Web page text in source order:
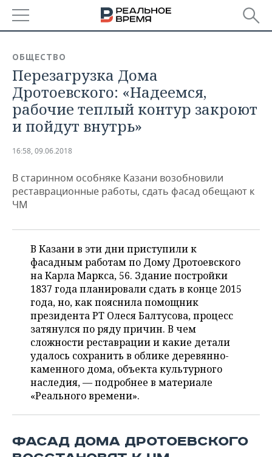
БАШКОРТОСТАН
ТАТАРСТАН
УДМУРТИЯ
НОВОСТИ
АНАЛИТИКА
НОВОСТИ АНАЛИТИКИ
ДЕКЛАРАЦИИ О ДОХОДАХ
КОРОЛИ ГОСЗАКАЗА ПФО
ВУЗЫ ТАТАРСТАНА
ТОРГОВЫЕ ЦЕНТРЫ
ТАТАРСТАНА
ЭКОНОМИКА
НОВОСТИ ЭКОНОМИКИ
ФИНАНСЫ
БАНКИ
ИНВЕСТИЦИИ
ПРОМЫШЛЕННОСТЬ
НОВОСТИ
ПРОМЫШЛЕННОСТИ
МАШИНОСТРОЕНИЕ
НЕФТЕХИМИЯ
НЕФТЬ
ОПК
ЭНЕРГЕТИКА
НЕДВИЖИМОСТЬ
НОВОСТИ НЕДВИЖИМОСТИ
АВТО
НОВОСТИ БИЗНЕСА
РОЗНИЧНАЯ ТОРГОВЛЯ
ТРАНСПОРТ
ТЕХНОЛОГИИ
НОВОСТИ ТЕХНОЛОГИЙ
ТЕЛЕКОММУНИКАЦИИ
МЕРОПРИЯТИЯ
НОВОСТИ МЕРОПРИЯТИЙ
ВЫЕЗДНАЯ РЕДАКЦИЯ
БИЗНЕС-БРАНЧИ
ОТКРЫТАЯ ЛЕКЦИЯ
СПОРТ
НОВОСТИ СПОРТА
ФУТБОЛ
БАСКЕТБОЛ
ОБЩЕСТВО
НОВОСТИ ОБЩЕСТВА
ИНФРАСТРУКТУРА
ФОТОГАЛЕРЕЯ
СПРАВОЧНИК
ОБЩЕСТВО
Перезагрузка Дома
Дротоевского: «Надеемся,
рабочие теплый контур закроют
и пойдут внутрь»
16:58, 09.06.2018
В старинном особняке Казани возобновили
реставрационные работы, сдать фасад обещают к
ЧМ
В Казани в эти дни приступили к
фасадным работам по Дому Дротоевского
на Карла Маркса, 56. Здание постройки
1837 года планировали сдать в конце 2015
года, но, как пояснила помощник
президента РТ Олеся Балтусова, процесс
затянулся по ряду причин. В чем
сложности реставрации и какие детали
удалось сохранить в облике деревянно-
каменного дома, объекта культурного
наследия, — подробнее в материале
«Реального времени».
ФАСАД ДОМА ДРОТОЕВСКОГО